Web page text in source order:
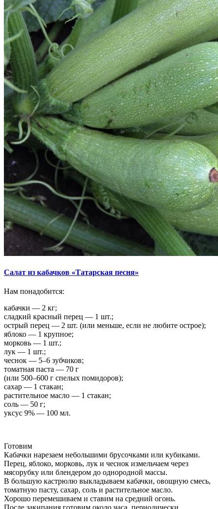
Салат из кабачков «Татарская песня»
Нам понадобится:
кабачки — 2 кг;
сладкий красный перец — 1 шт.;
острый перец — 2 шт. (или меньше, если не любите острое);
яблоко — 1 крупное;
морковь — 1 шт.;
лук — 1 шт.;
чеснок — 5–6 зубчиков;
томатная паста — 70 г
(или 500–600 г спелых помидоров);
сахар — 1 стакан;
растительное масло — 1 стакан;
соль — 50 г;
уксус 9% — 100 мл.
Готовим
Кабачки нарезаем небольшими брусочками или кубиками.
Перец, яблоко, морковь, лук и чеснок измельчаем через
мясорубку или блендером до однородной массы.
В большую кастрюлю выкладываем кабачки, овощную смесь,
томатную пасту, сахар, соль и растительное масло.
Хорошо перемешиваем и ставим на средний огонь.